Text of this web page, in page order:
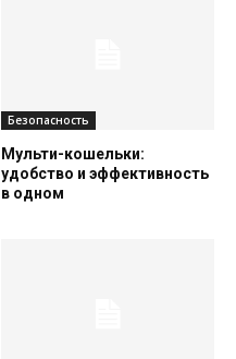
Безопасность
Мульти-кошельки:
удобство и эффективность
в одном